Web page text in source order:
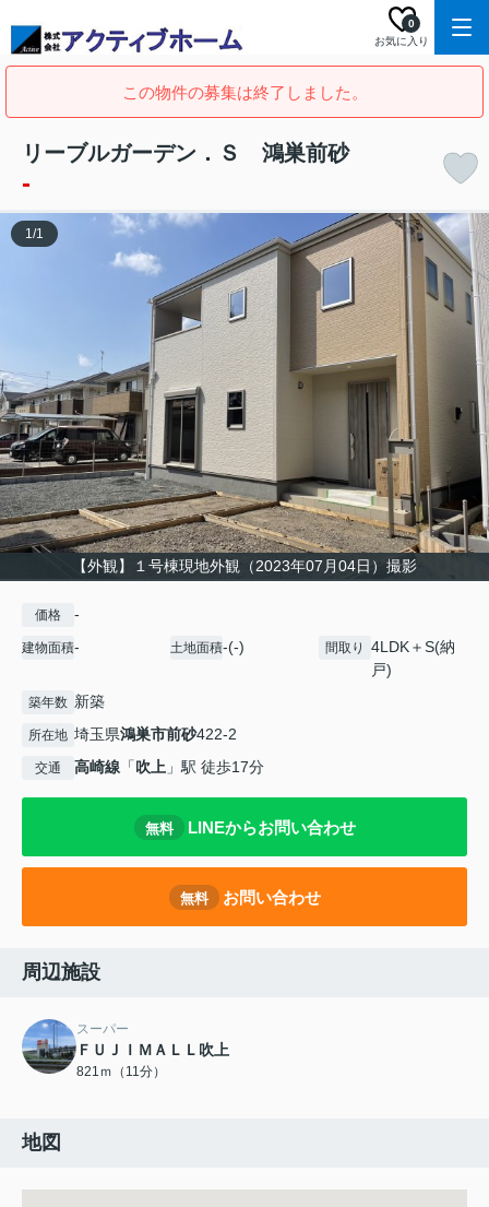
お気に入り
0
この物件の募集は終了しました。
リーブルガーデン．Ｓ 鴻巣前砂
-
【外観】１号棟現地外観（2023年07月04日）撮影
1/1
価格 -
建物面積- 土地面積-(-) 間取り
4LDK＋S(納
戸)
築年数 新築
所在地 埼玉県鴻巣市前砂422-2
交通 高崎線 「吹上 」駅 徒歩17分
無料 LINEからお問い合わせ
無料 お問い合わせ
周辺施設
スーパー
ＦＵＪＩＭＡＬＬ吹上
821ｍ（11分）
地図